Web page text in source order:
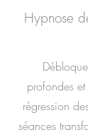
Hypnose
profondes
régression
séances